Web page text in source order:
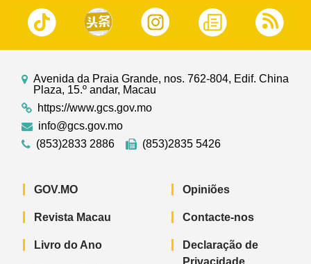
Avenida da Praia Grande, nos. 762-804, Edif. China
Plaza, 15.º andar, Macau
https://www.gcs.gov.mo
info@gcs.gov.mo
(853)2833 2886
(853)2835 5426
GOV.MO
Revista Macau
Livro do Ano
Opiniões
Contacte-nos
Declaração de
Privacidade